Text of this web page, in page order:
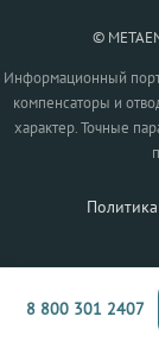
©
Информационный
компенсаторы и
характер. Точные
8 800 301 2407